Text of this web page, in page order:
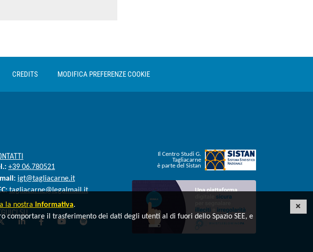
CREDITS MODIFICA PREFERENZE COOKIE
+39 06.780521
igt@tagliacarne.it
tagliacarne@legalmail.it
SU
TwitterLinkedInFacebookYouTube
Il Centro Studi G.
Tagliacarne
è parte del Sistan
Invia una segnalazione whistleblowing
la nostra informativa.
il trasferimento dei dati degli utenti al di fuori dello Spazio SEE, e